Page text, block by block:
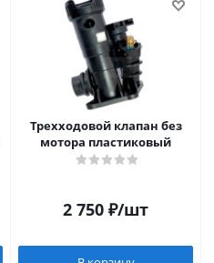
Трехходовой клапан без
мотора пластиковый
2 750 ₽/шт